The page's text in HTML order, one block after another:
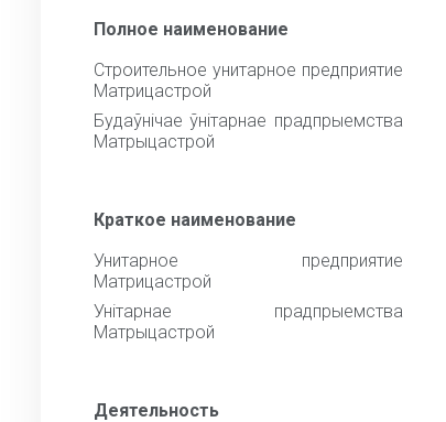
Полное наименование
Строительное унитарное предприятие
Матрицастрой
Будаўнічае ўнітарнае прадпрыемства
Матрыцастрой
Краткое наименование
Унитарное предприятие
Матрицастрой
Унітарнае прадпрыемства
Матрыцастрой
Деятельность